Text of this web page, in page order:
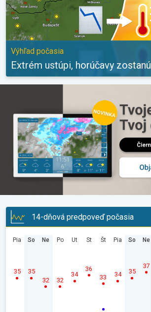
Výhľad počasia
Extrém ustúpi, horúčavy zostanú
14-dňová predpoveď počasia
Pia
35
So
35
Ne
32
Po
32
Ut
34
St
36
Št
33
Pia
34
So
35
Ne
37